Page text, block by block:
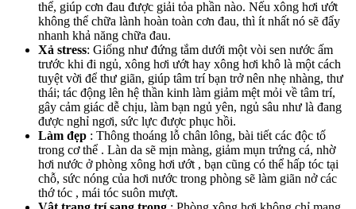
thể, giúp cơn đau được giải tỏa phần nào. Nếu xông hơi ướt
không thể chữa lành hoàn toàn cơn đau, thì ít nhất nó sẽ đẩy
nhanh khả năng chữa đau.
Xả stress: Giống như đứng tắm dưới một vòi sen nước ấm
trước khi đi ngủ, xông hơi ướt hay xông hơi khô là một cách
tuyệt vời để thư giãn, giúp tâm trí bạn trở nên nhẹ nhàng, thư
thái; tác động lên hệ thần kinh làm giảm mệt mỏi về tâm trí,
gây cảm giác dễ chịu, làm bạn ngủ yên, ngủ sâu như là đang
được nghỉ ngơi, sức lực được phục hồi.
Làm đẹp : Thông thoáng lỗ chân lông, bài tiết các độc tố
trong cơ thể . Làn da sẽ mịn màng, giảm mụn trứng cá, nhờ
hơi nước ở phòng xông hơi ướt , bạn cũng có thể hấp tóc tại
chỗ, sức nóng của hơi nước trong phòng sẽ làm giãn nở các
thớ tóc , mái tóc suôn mượt.